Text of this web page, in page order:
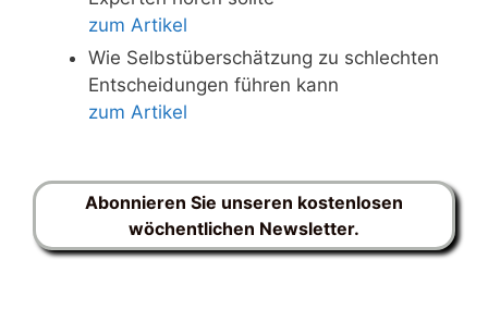
zum Artikel
Wie Selbstüberschätzung zu schlechten
Entscheidungen führen kann
zum Artikel
Abonnieren Sie unseren kostenlosen
wöchentlichen Newsletter.